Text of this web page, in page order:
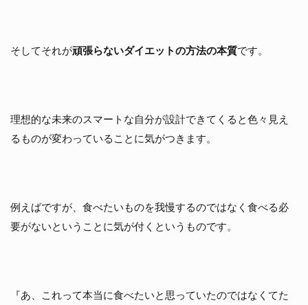
そしてそれが頑張らないダイエットの方法の本質です。
理想的な未来のスマートな自分が設計できてくると色々見え
るものが変わっていることに気がつきます。
例えばですが、食べたいものを我慢するのではなく食べる必
要がないということに気が付くというものです。
『あ、これって本当に食べたいと思っていたのではなくてた